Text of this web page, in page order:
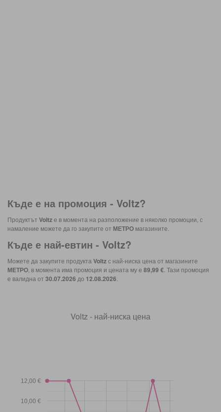
Къде е на промоция - Voltz?
Продуктът Voltzе в момента на разположение в няколко промоции, с
намаление можете да го закупите от МЕТРО магазините.
Къде е най-евтин - Voltz?
Можете да закупите продукта Voltzс най-ниска цена от магазините
МЕТРО , в момента има промоция и цената му е 89,99 € . Тази промоция
е валидна от 30.07.2026 до 12.08.2026
Voltz - най-ниска цена
10,00 €
12,00 €